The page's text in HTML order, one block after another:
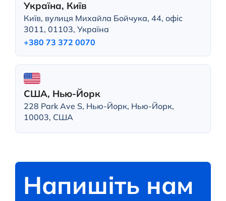
Україна, Київ
Київ, вулиця Михайла Бойчука, 44, офіс
3011, 01103, Україна
+380 73 372 0070
США, Нью-Йорк
228 Park Ave S, Нью-Йорк, Нью-Йорк,
10003, США
Напишіть нам